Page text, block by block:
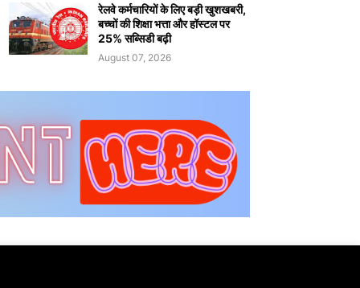
रेलवे कर्मचारियों के लिए बड़ी खुशखबरी,
बच्चों की शिक्षा भत्ता और हॉस्टल पर
25% सब्सिडी बढ़ी
August 07, 2026